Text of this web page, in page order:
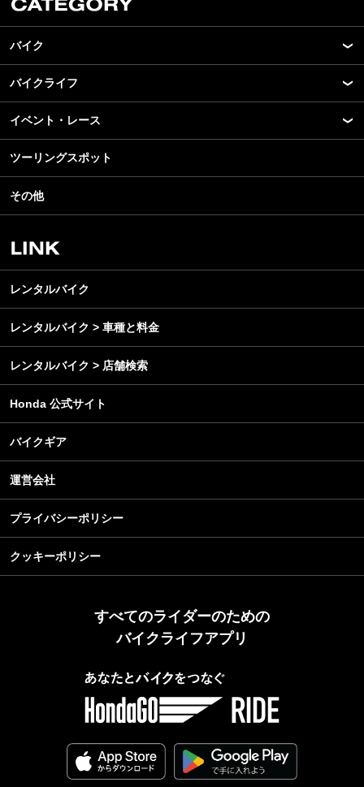
バイク
New Model Show
モデル情報
カスタマイズパーツ
テクノロジー
名車・旧車
ビジネス
バイクライフ
アプリ
ライディングギア
ツーリング
アウトドア
レンタルバイク
イベント・レース
モータースポーツ
イベント
スクール・レッスン
ツーリングスポット
その他
レンタルバイク
レンタルバイク > 車種と料金
レンタルバイク > 店舗検索
Honda 公式サイト
バイクギア
運営会社
プライバシーポリシー
クッキーポリシー
すべてのライダーのための
バイクライフアプリ